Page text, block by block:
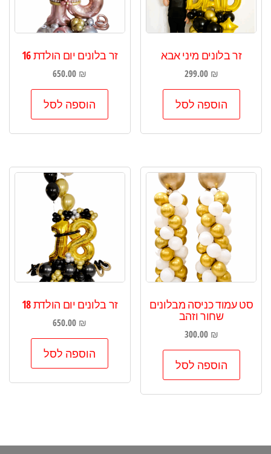
זר בלונים מיני אבא
299.00 ₪
הוספה לסל
זר בלונים יום הולדת 16
650.00 ₪
הוספה לסל
סט עמוד כניסה מבלונים
שחור וזהב
300.00 ₪
הוספה לסל
זר בלונים יום הולדת 18
650.00 ₪
הוספה לסל